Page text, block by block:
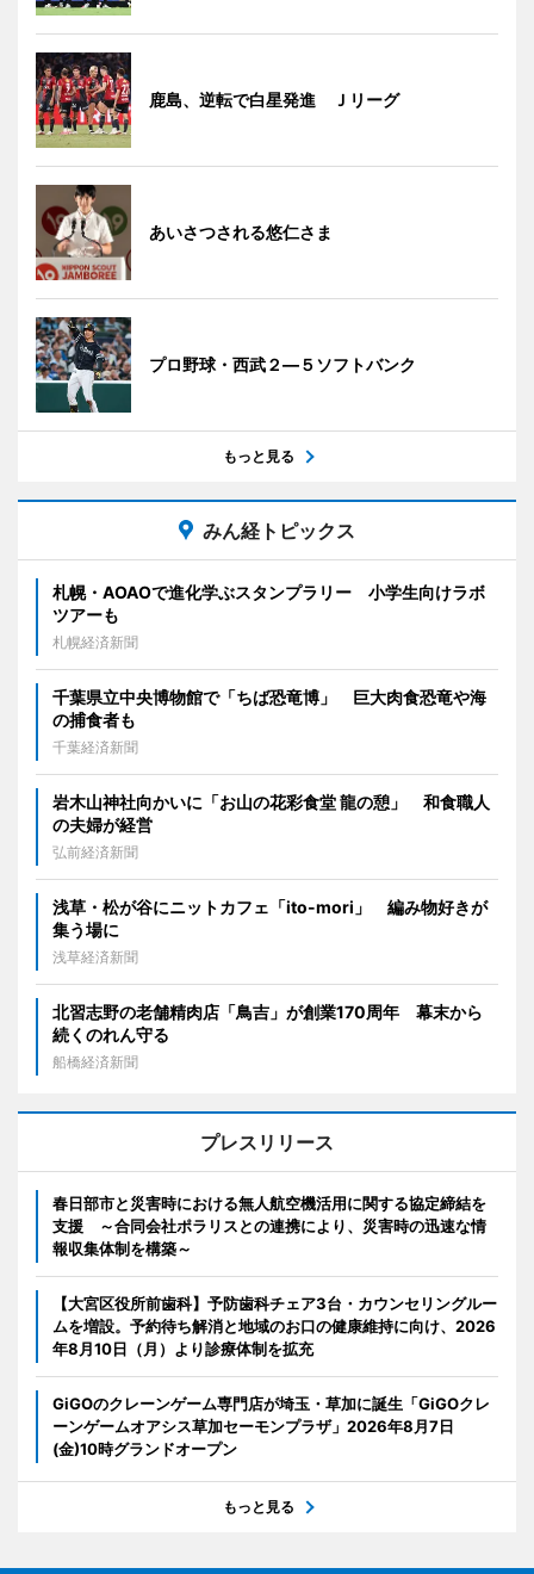
鹿島、逆転で白星発進 Ｊリーグ
あいさつされる悠仁さま
プロ野球・西武２―５ソフトバンク
もっと見る
みん経トピックス
札幌・AOAOで進化学ぶスタンプラリー 小学生向けラボ
ツアーも
札幌経済新聞
千葉県立中央博物館で「ちば恐竜博」 巨大肉食恐竜や海
の捕食者も
千葉経済新聞
岩木山神社向かいに「お山の花彩食堂 龍の憩」 和食職人
の夫婦が経営
弘前経済新聞
浅草・松が谷にニットカフェ「ito-mori」 編み物好きが
集う場に
浅草経済新聞
北習志野の老舗精肉店「鳥吉」が創業170周年 幕末から
続くのれん守る
船橋経済新聞
プレスリリース
春日部市と災害時における無人航空機活用に関する協定締結を
支援 ～合同会社ポラリスとの連携により、災害時の迅速な情
報収集体制を構築～
【大宮区役所前歯科】予防歯科チェア3台・カウンセリングルー
ムを増設。予約待ち解消と地域のお口の健康維持に向け、2026
年8月10日（月）より診療体制を拡充
GiGOのクレーンゲーム専門店が埼玉・草加に誕生「GiGOクレ
ーンゲームオアシス草加セーモンプラザ」2026年8月7日
(金)10時グランドオープン
もっと見る